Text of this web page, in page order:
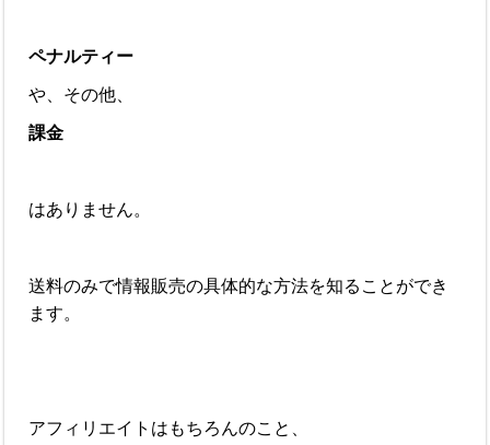
ペナルティー
や、その他、
課金
はありません。
送料のみで情報販売の具体的な方法を知ることができ
ます。
アフィリエイトはもちろんのこと、